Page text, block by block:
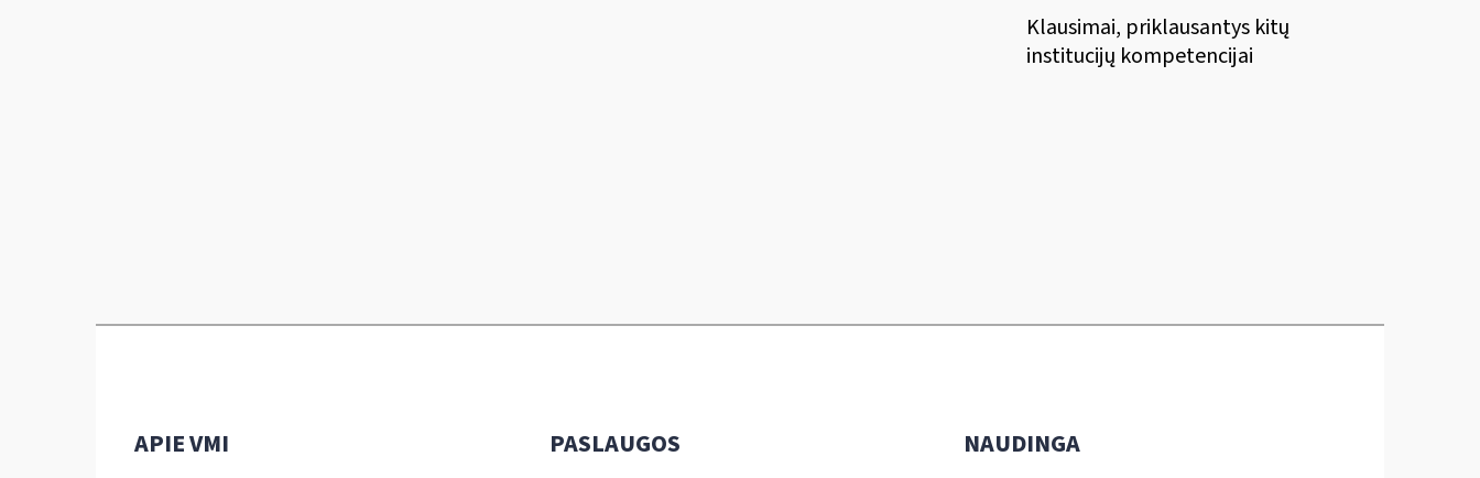
Klausimai, priklausantys kitų
institucijų kompetencijai
APIE VMI PASLAUGOS NAUDINGA